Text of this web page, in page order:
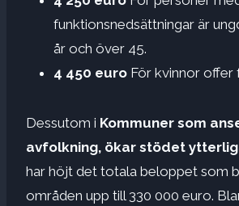
funktionsnedsättningar är
år och över 45.
4 450 euro För kvinnor offer
Dessutom i Kommuner som
avfolkning, ökar stödet
har höjt det totala beloppet som
områden upp till 330 000 euro.